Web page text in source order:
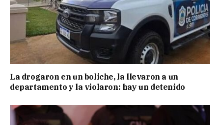
La drogaron en un boliche, la llevaron a un
departamento y la violaron: hay un detenido